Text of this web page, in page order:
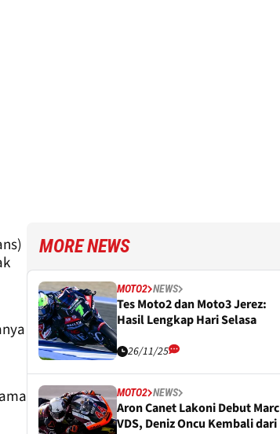
MORE NEWS
MOTO2 NEWS
Tes Moto2 dan Moto3 Jerez:
Hasil Lengkap Hari Selasa
26/11/25
MOTO2 NEWS
Aron Canet Lakoni Debut Marc
VDS, Deniz Oncu Kembali dari